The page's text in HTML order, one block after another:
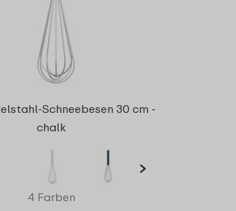
Schneebesen 30 cm -
chalk
4 Farben